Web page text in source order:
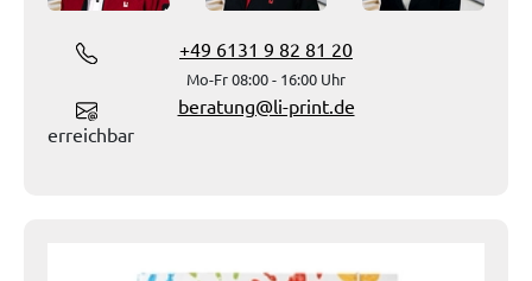
+49 6131 9 82 81 20
Mo-Fr 08:00 - 16:00 Uhr
beratung@li-print.de
erreichbar